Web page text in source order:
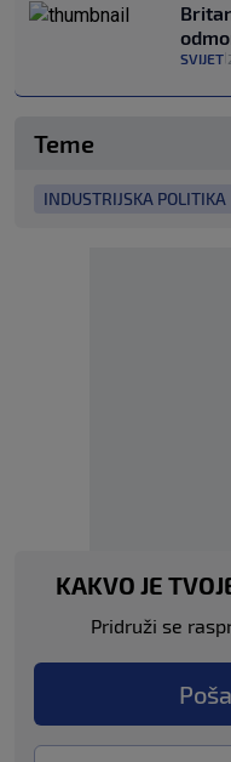
SVIJET
Teme
INDUSTRIJSKA POLITIKA
KAKVO JE
Pridruži se